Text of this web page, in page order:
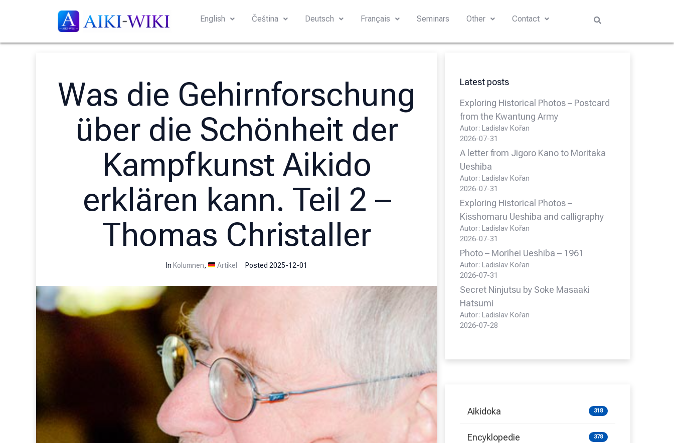
English Čeština Deutsch Français Seminars Other Contact
Was die Gehirnforschung
über die Schönheit der
Kampfkunst Aikido
erklären kann. Teil 2 –
Thomas Christaller
In Kolumnen, Artikel Posted 2025-12-01
Latest posts
Exploring Historical Photos – Postcard
from the Kwantung Army
Autor: Ladislav Kořan
2026-07-31
A letter from Jigoro Kano to Moritaka
Ueshiba
Autor: Ladislav Kořan
2026-07-31
Exploring Historical Photos –
Kisshomaru Ueshiba and calligraphy
Autor: Ladislav Kořan
2026-07-31
Photo – Morihei Ueshiba – 1961
Autor: Ladislav Kořan
2026-07-31
Secret Ninjutsu by Soke Masaaki
Hatsumi
Autor: Ladislav Kořan
2026-07-28
Aikidoka 318
Encyklopedie 378